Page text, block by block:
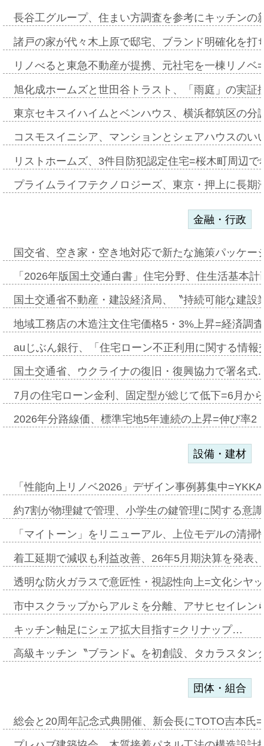
長谷工グループ、住まい方調査を参考にキッチン
諸戸の家が代々木上原で邸宅、ブランド明確化を
リノべると東急不動産が提携、元社宅を一棟リノ
旭化成ホームズと世田谷トラスト、「雨庭」の実
東京セキスイハイムとベンハウス、横浜都筑区の
コスモスイニシア、マンションとシェアハウスの
リストホームズ、3件目防犯認定住宅=桜木町周辺
プライムライフテクノロジーズ、東京・押上に長
金融・行政
国交省、空き家・空き地対応で新たな施策パッケ
「2026年版国土交通白書」住宅分野、住生活基本
国土交通省不動産・建設経済局、〝持続可能な建
地域工務店の木造注文住宅価格5・3%上昇=経済調
auじぶん銀行、「住宅ローン不正利用に関する情
国土交通省、ウクライナの復旧・復興協力で署名
7月の住宅ローン金利、固定型が総じて低下=6月か
2026年分路線価、標準宅地5年連続の上昇=伸び率
設備・建材
「性能向上リノベ2026」デザイン事例募集中
約7割が物理鍵で管理、小学生の鍵管理に関する意
「マイトーン」をリニューアル、上位モデルの清
着工延期で減収も利益改善、26年5月期決算を発表
透明な防火ガラスで意匠性・視認性向上=文化シヤ
市中スクラップからアルミを分離、アサヒセイレ
キッチン軸足にシェア拡大目指す=クリナップ…
高級キッチン〝ブランド〟を初創設、タカラスタ
団体・組合
総会と20周年記念式典開催、新会長にTOTO吉本氏